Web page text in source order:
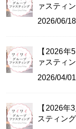
ァスティ
2026/06/18
【2026
ァスティ
2026/04/01
【2026年
スティン